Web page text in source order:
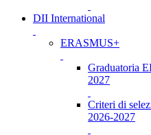
DII International
ERASMUS+
Graduatoria
2027
Criteri di
2026-2027